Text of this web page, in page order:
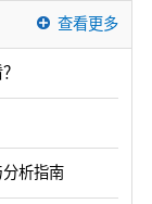
查看更多
析指南